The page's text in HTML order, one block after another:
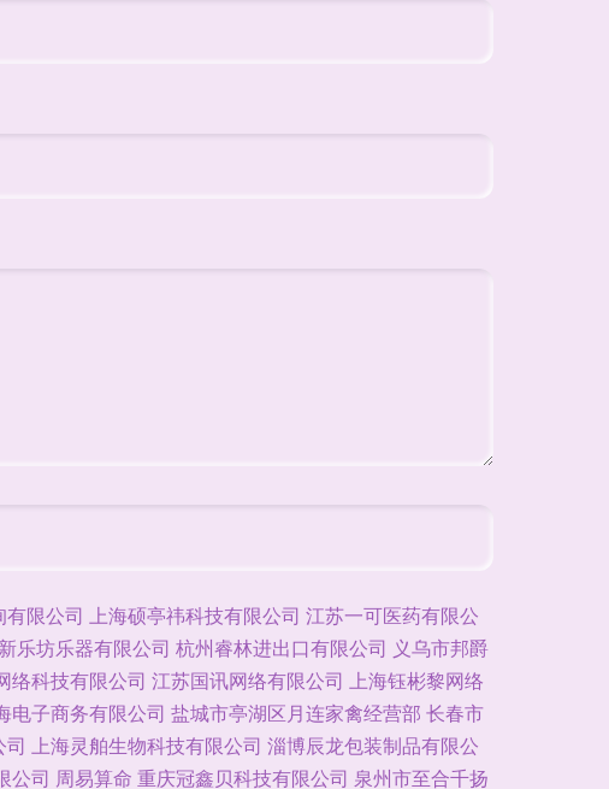
限公司 上海硕亭祎科技有限公司 江苏一可医药有限公
乐坊乐器有限公司 杭州睿林进出口有限公司 义乌市邦爵
络科技有限公司 江苏国讯网络有限公司 上海钰彬黎网络
电子商务有限公司 盐城市亭湖区月连家禽经营部 长春市
司 上海灵舶生物科技有限公司 淄博辰龙包装制品有限公
公司 周易算命 重庆冠鑫贝科技有限公司 泉州市至合千扬